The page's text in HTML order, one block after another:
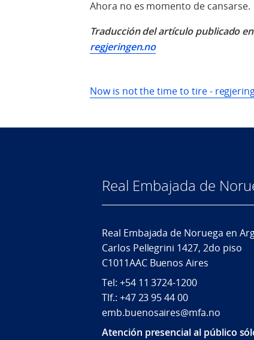
Ahora no es momento de cansarse.
Traducción del artículo publicado
regjeringen.no
Now is not the time to tire -
Real Embajada de
Real Embajada de Noruega en
Carlos Pellegrini 1427, 2do piso
C1011AAC Buenos Aires
Tel: +54 11 3724-1200
Tlf.: +47 23 95 44 00
emb.buenosaires@mfa.no
Atención presencial al público